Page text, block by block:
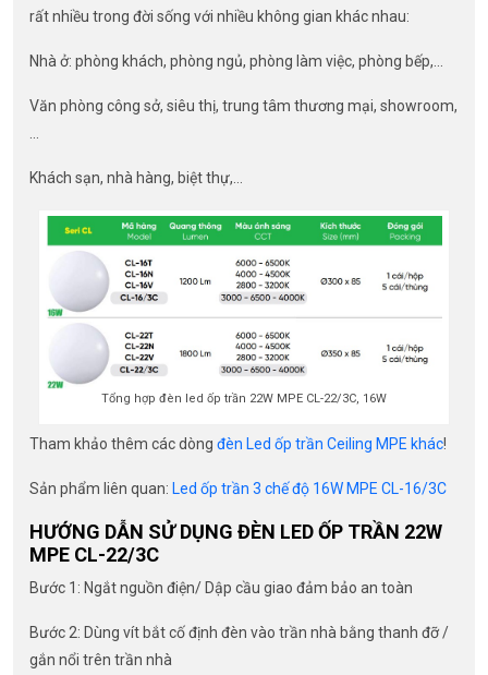
rất nhiều trong đời sống với nhiều không gian khác nhau:
Nhà ở: phòng khách, phòng ngủ, phòng làm việc, phòng bếp,…
Văn phòng công sở, siêu thị, trung tâm thương mại, showroom,
…
Khách sạn, nhà hàng, biệt thự,…
Tổng hợp đèn led ốp trần 22W MPE CL-22/3C, 16W
Tham khảo thêm các dòng đèn Led ốp trần Ceiling MPE khác!
Sản phẩm liên quan: Led ốp trần 3 chế độ 16W MPE CL-16/3C
HƯỚNG DẪN SỬ DỤNG ĐÈN LED ỐP TRẦN 22W
MPE CL-22/3C
Bước 1: Ngắt nguồn điện/ Dập cầu giao đảm bảo an toàn
Bước 2: Dùng vít bắt cố định đèn vào trần nhà bằng thanh đỡ /
gắn nổi trên trần nhà